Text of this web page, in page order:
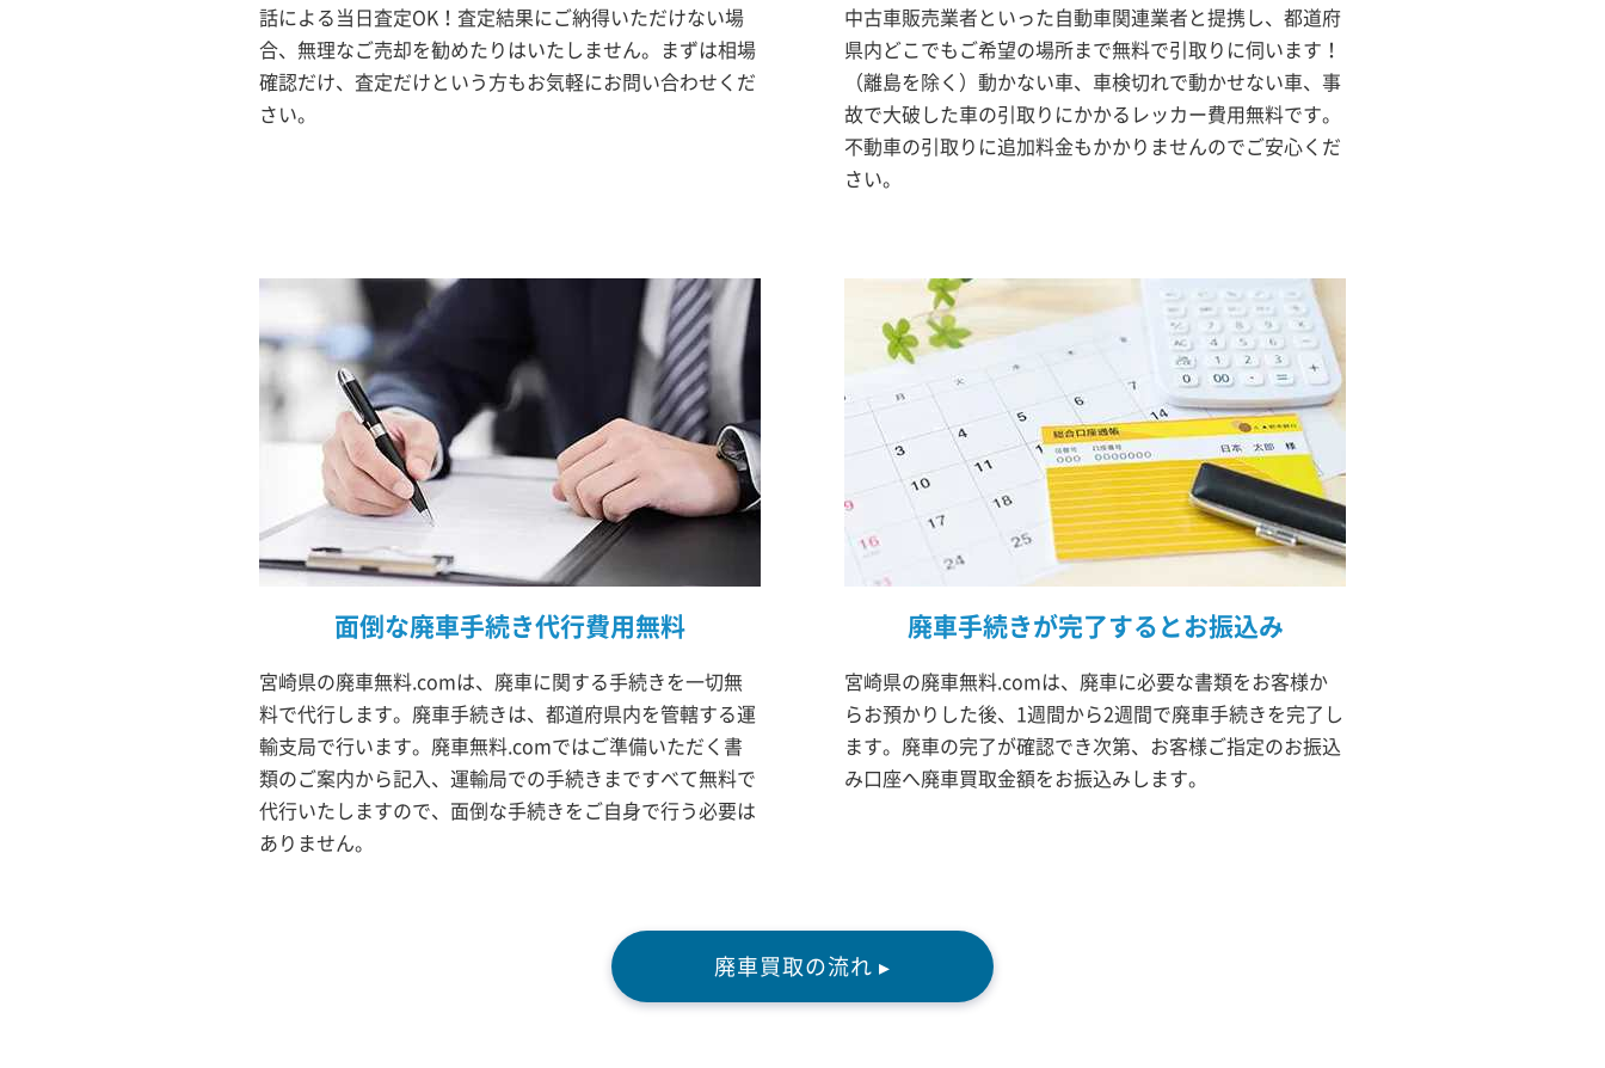
話による当日査定OK！査定結果にご納得いただけない場
合、無理なご売却を勧めたりはいたしません。まずは相場
確認だけ、査定だけという方もお気軽にお問い合わせくだ
さい。
中古車販売業者といった自動車関連業者と提携し、都道府
県内どこでもご希望の場所まで無料で引取りに伺います！
（離島を除く）動かない車、車検切れで動かせない車、事
故で大破した車の引取りにかかるレッカー費用無料です。
不動車の引取りに追加料金もかかりませんのでご安心くだ
さい。
面倒な廃車手続き代行費用無料
宮崎県の廃車無料.comは、廃車に関する手続きを一切無
料で代行します。廃車手続きは、都道府県内を管轄する運
輸支局で行います。廃車無料.comではご準備いただく書
類のご案内から記入、運輸局での手続きまですべて無料で
代行いたしますので、面倒な手続きをご自身で行う必要は
ありません。
廃車手続きが完了するとお振込み
宮崎県の廃車無料.comは、廃車に必要な書類をお客様か
らお預かりした後、1週間から2週間で廃車手続きを完了し
ます。廃車の完了が確認でき次第、お客様ご指定のお振込
み口座へ廃車買取金額をお振込みします。
廃車買取の流れ ▸